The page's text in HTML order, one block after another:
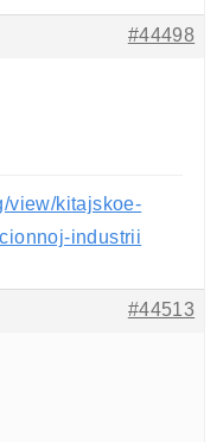
#44498
view/kitajskoe-
industrii
#44513